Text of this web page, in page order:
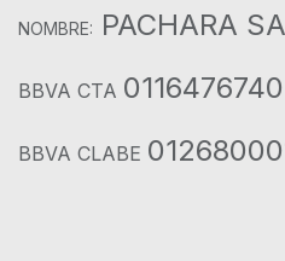
NOMBRE: PACHARA
BBVA CTA 0116476740
BBVA CLABE